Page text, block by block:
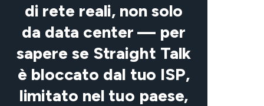
di rete reali, non solo
da data center — per
sapere se Straight Talk
è bloccato dal tuo ISP,
limitato nel tuo paese,